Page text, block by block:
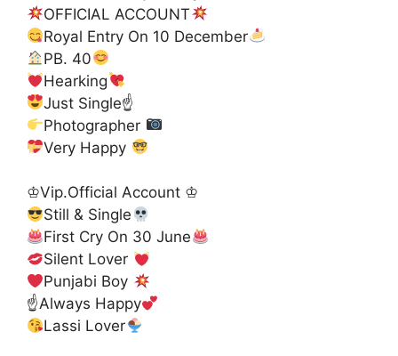
OFFICIAL ACCOUNT
Royal Entry On 10 December
PB. 40
Hearking
Just Single☝
Photographer
Very Happy
♔Vip.Official Account ♔
Still & Single
First Cry On 30 June
Silent Lover
Punjabi Boy
☝Always Happy
Lassi Lover